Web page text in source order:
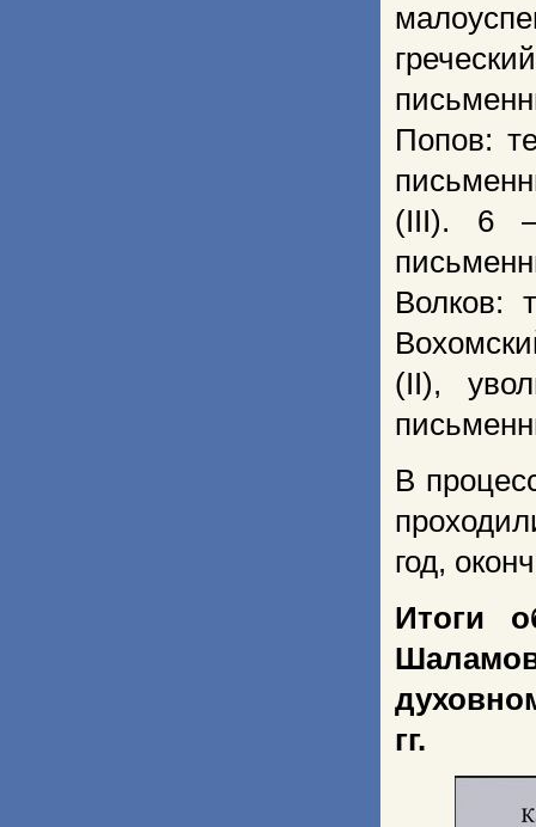
Попов:
(III). 6 –
Волков:
(II),
В
год,
Итоги
гг.